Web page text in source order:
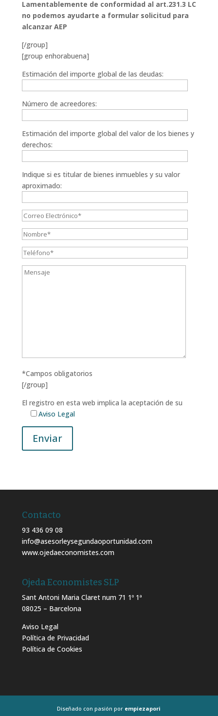
Lamentablemente de conformidad al art.231.3 LC
no podemos ayudarte a formular solicitud para
alcanzar AEP
[/group]
[group enhorabuena]
Estimación del importe global de las deudas:
Número de acreedores:
Estimación del importe global del valor de los bienes y
derechos:
Indique si es titular de bienes inmuebles y su valor
aproximado:
*Campos obligatorios
[/group]
El registro en esta web implica la aceptación de su
Aviso Legal
Contacto
93 436 09 08
info@asesorleysegundaoportunidad.com
www.ojedaeconomistes.com
Ojeda Economistes SLP
Sant Antoni Maria Claret num 71 1º 1ª
08025 – Barcelona
Aviso Legal
Política de Privacidad
Política de Cookies
Diseñado con pasión por empiezapori